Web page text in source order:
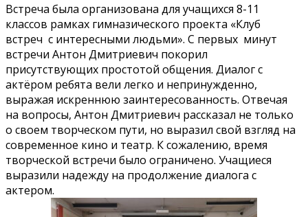
Встреча была организована для учащихся 8-11
классов рамках гимназического проекта «Клуб
встреч с интересными людьми». С первых минут
встречи Антон Дмитриевич покорил
присутствующих простотой общения. Диалог с
актёром ребята вели легко и непринужденно,
выражая искреннюю заинтересованность. Отвечая
на вопросы, Антон Дмитриевич рассказал не только
о своем творческом пути, но выразил свой взгляд на
современное кино и театр. К сожалению, время
творческой встречи было ограничено. Учащиеся
выразили надежду на продолжение диалога с
актером.